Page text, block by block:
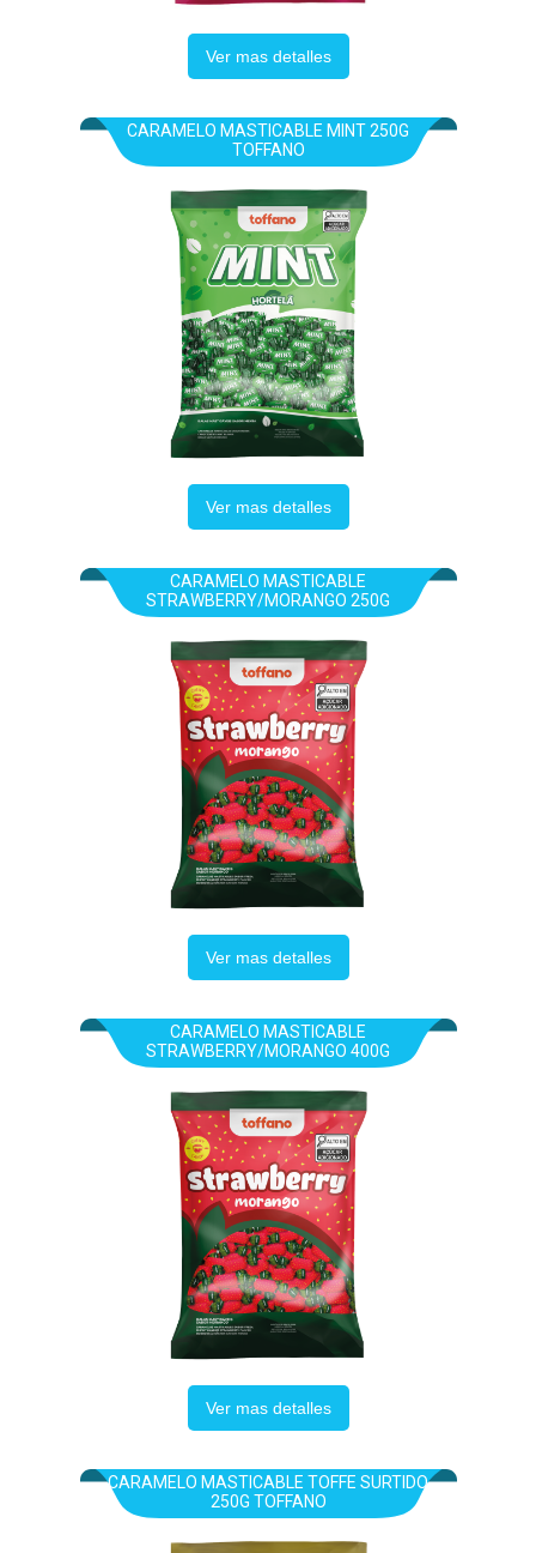
Ver mas detalles
CARAMELO MASTICABLE MINT 250G
TOFFANO
Ver mas detalles
CARAMELO MASTICABLE
STRAWBERRY/MORANGO 250G
Ver mas detalles
CARAMELO MASTICABLE
STRAWBERRY/MORANGO 400G
Ver mas detalles
CARAMELO MASTICABLE TOFFE SURTIDO
250G TOFFANO